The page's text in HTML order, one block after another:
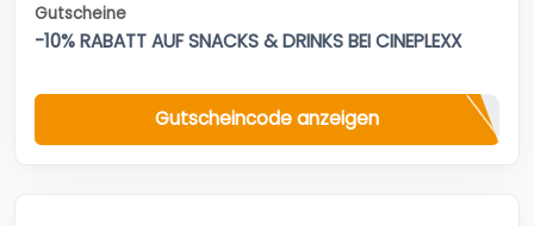
Gutscheine
-10% RABATT AUF SNACKS & DRINKS BEI CINEPLEXX
Gutscheincode anzeigen